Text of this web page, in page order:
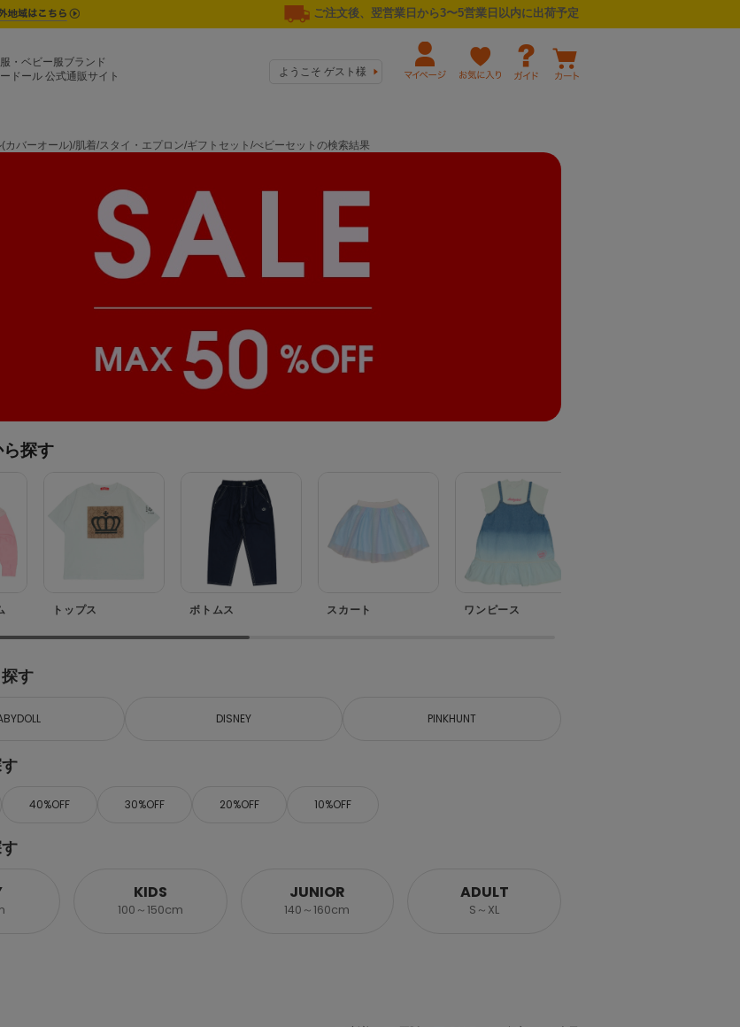
ご注文後、翌営業日から3〜5営業日以内に出荷予定
・ベビー服ブランド
ドール 公式通販サイト
ようこそ ゲスト様
カバーオール)/肌着/スタイ・エプロン/ギフトセット/べビーセットの検索結果
探す
トップス ボトムス スカート ワンピース
す
DISNEY PINKHUNT
40%OFF 30%OFF 20%OFF 10%OFF
KIDS
100～150cm
JUNIOR
140～160cm
ADULT
S～XL